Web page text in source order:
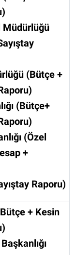
Müdürlüğü
(Bütçe +
(Bütçe+
(Özel
+
Raporu)
+ Kesin